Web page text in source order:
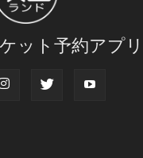
ット予約アプリ